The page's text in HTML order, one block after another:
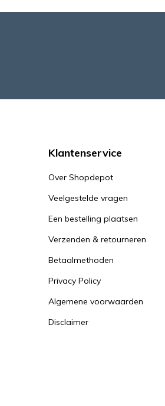
Klantenservice
Over Shopdepot
Veelgestelde vragen
Een bestelling plaatsen
Verzenden & retourneren
Betaalmethoden
Privacy Policy
Algemene voorwaarden
Disclaimer